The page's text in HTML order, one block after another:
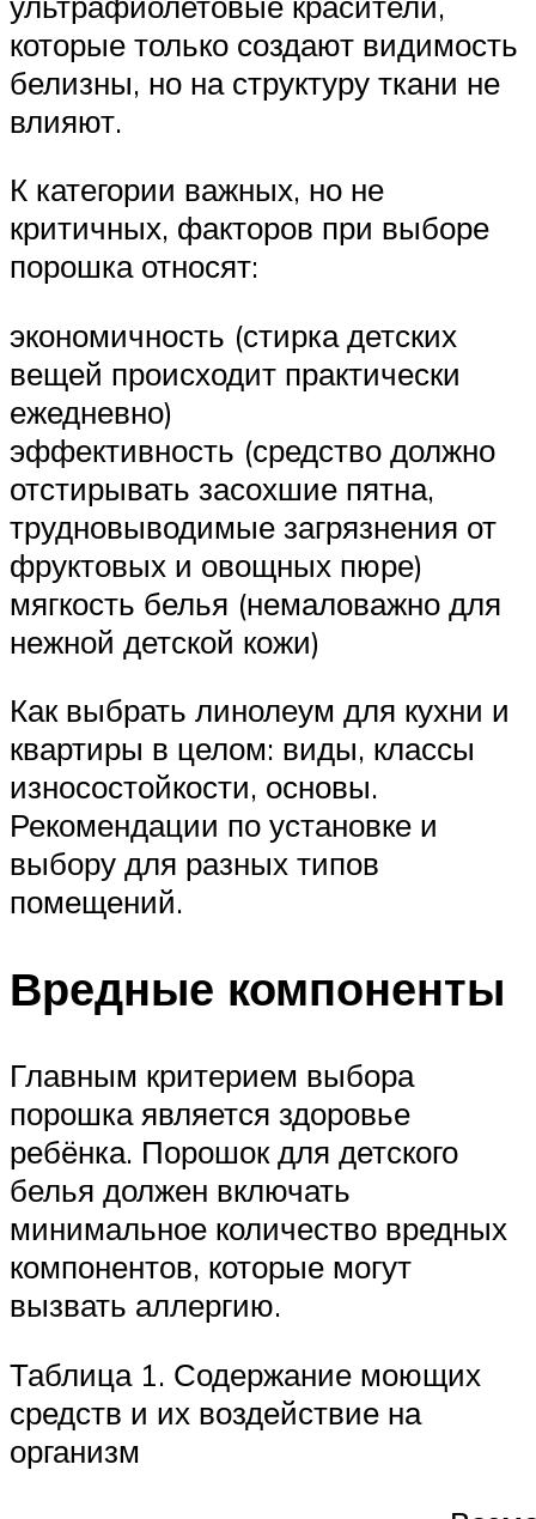
которые только создают видимость
белизны, но на структуру ткани не
влияют.
К категории важных, но не
критичных, факторов при выборе
порошка относят:
экономичность (стирка детских
вещей происходит практически
ежедневно)
эффективность (средство должно
отстирывать засохшие пятна,
трудновыводимые загрязнения от
фруктовых и овощных пюре)
мягкость белья (немаловажно для
нежной детской кожи)
Как выбрать линолеум для кухни и
квартиры в целом: виды, классы
износостойкости, основы.
Рекомендации по установке и
выбору для разных типов
помещений.
Вредные компоненты
Главным критерием выбора
порошка является здоровье
ребёнка. Порошок для детского
белья должен включать
минимальное количество вредных
компонентов, которые могут
вызвать аллергию.
Таблица 1. Содержание моющих
средств и их воздействие на
организм